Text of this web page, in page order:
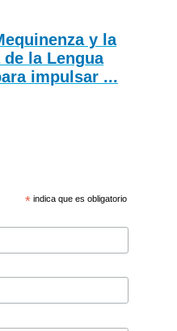
y la
de la Lengua
impulsar ...
*indica que es obligatorio